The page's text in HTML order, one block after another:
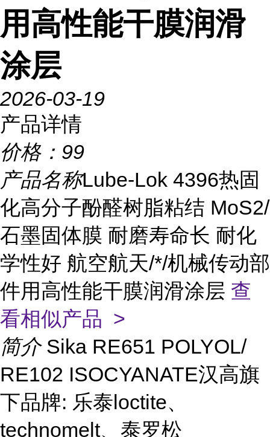
用高性能干膜润滑
涂层
2026-03-19
产品详情
价格： 99
产品名称Lube-Lok 4396热固
化高分子酚醛树脂粘结 MoS2/
石墨固体膜 耐磨寿命长 耐化
学性好 航空航天/*/机械传动部
件用高性能干膜润滑涂层 查
看相似产品 >
简介 Sika RE651 POLYOL/
RE102 ISOCYANATE汉高旗
下品牌: 乐泰loctite、
technomelt、泰罗松